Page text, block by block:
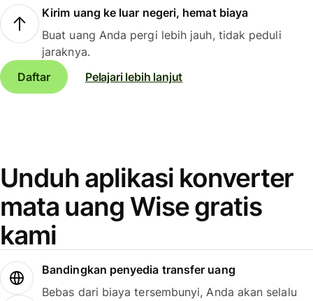
Kirim uang ke luar negeri, hemat biaya
Buat uang Anda pergi lebih jauh, tidak peduli
jaraknya.
Daftar
Pelajari lebih lanjut
Unduh aplikasi konverter
mata uang Wise gratis
kami
Bandingkan penyedia transfer uang
Bebas dari biaya tersembunyi, Anda akan selalu